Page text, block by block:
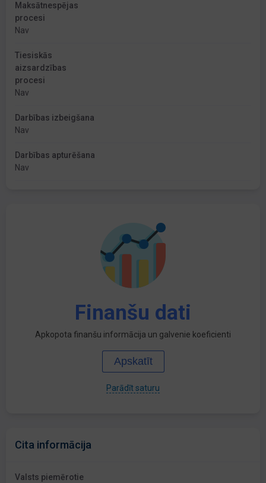
Maksātnespējas
procesi
Nav
Tiesiskās
aizsardzības
procesi
Nav
Darbības izbeigšana
Nav
Darbības apturēšana
Nav
Finanšu dati
Apkopota finanšu informācija un galvenie koeficienti
Apskatīt
Parādīt saturu
Cita informācija
Valsts piemērotie